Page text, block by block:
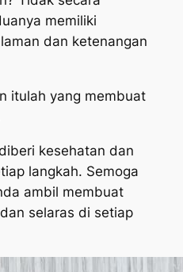
memiliki
dan ketenangan
itulah yang membuat
kesehatan dan
langkah. Semoga
ambil membuat
selaras di setiap